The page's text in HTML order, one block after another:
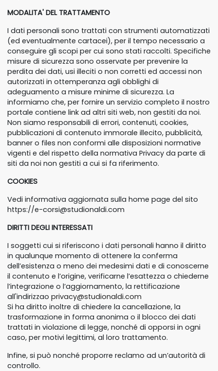
MODALITA' DEL TRATTAMENTO
I dati personali sono trattati con strumenti automatizzati
(ed eventualmente cartacei), per il tempo necessario a
conseguire gli scopi per cui sono stati raccolti. Specifiche
misure di sicurezza sono osservate per prevenire la
perdita dei dati, usi illeciti o non corretti ed accessi non
autorizzati in ottemperanza agli obblighi di
adeguamento a misure minime di sicurezza. La
informiamo che, per fornire un servizio completo il nostro
portale contiene link ad altri siti web, non gestiti da noi.
Non siamo responsabili di errori, contenuti, cookies,
pubblicazioni di contenuto immorale illecito, pubblicità,
banner o files non conformi alle disposizioni normative
vigenti e del rispetto della normativa Privacy da parte di
siti da noi non gestiti a cui si fa riferimento.
COOKIES
Vedi informativa aggiornata sulla home page del sito
https://e-corsi@studionaldi.com
DIRITTI DEGLI INTERESSATI
I soggetti cui si riferiscono i dati personali hanno il diritto
in qualunque momento di ottenere la conferma
dell’esistenza o meno dei medesimi dati e di conoscerne
il contenuto e l’origine, verificarne l’esattezza o chiederne
l’integrazione o l’aggiornamento, la rettificazione
all'indirizzao privacy@studionaldi.com
Si ha diritto inoltre di chiedere la cancellazione, la
trasformazione in forma anonima o il blocco dei dati
trattati in violazione di legge, nonché di opporsi in ogni
caso, per motivi legittimi, al loro trattamento.
Infine, si può nonché proporre reclamo ad un’autorità di
controllo.